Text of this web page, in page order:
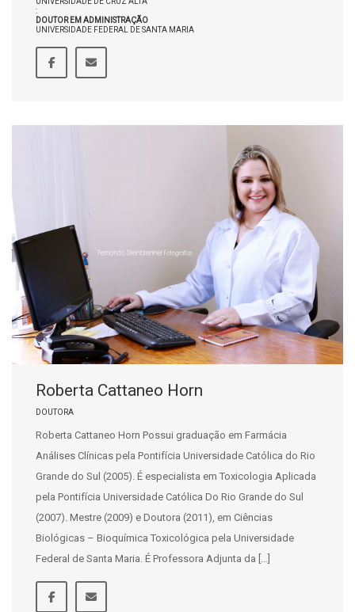
:
DOUTOR EM ADMINISTRAÇÃO
UNIVERSIDADE FEDERAL DE SANTA MARIA
Roberta Cattaneo Horn
DOUTORA
Roberta Cattaneo Horn Possui graduação em Farmácia
Análises Clínicas pela Pontifícia Universidade Católica do Rio
Grande do Sul (2005). É especialista em Toxicologia Aplicada
pela Pontifícia Universidade Católica Do Rio Grande do Sul
(2007). Mestre (2009) e Doutora (2011), em Ciências
Biológicas – Bioquímica Toxicológica pela Universidade
Federal de Santa Maria. É Professora Adjunta da […]